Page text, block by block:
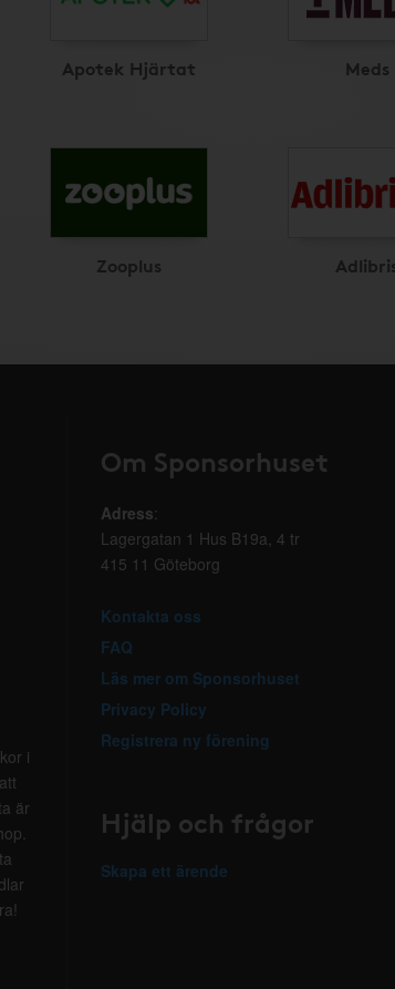
Apotek Hjärtat Meds
Zooplus
i
är
Om Sponsorhuset
Adress:
Lagergatan 1 Hus B19a, 4 tr
415 11 Göteborg
Kontakta oss
FAQ
Läs mer om Sponsorhuset
Privacy Policy
Registrera ny förening
Hjälp och frågor
Skapa ett ärende